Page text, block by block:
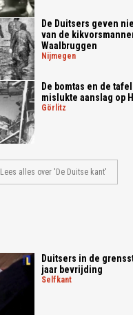
De Duitsers geven
van de
Waalbruggen
nijmegen
De bomtas en de
mislukte aanslag op
görlitz
Lees alles over 'De Duitse kant'
Duitsers in de
jaar bevrijding
selfkant